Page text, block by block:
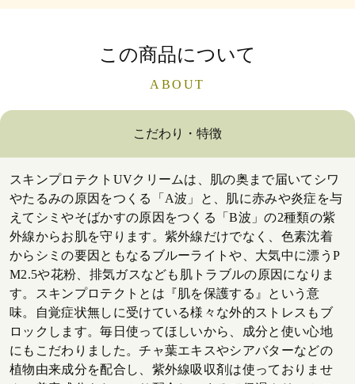
この商品について
ABOUT
こだわり・特徴
スキンプロテクトUVクリームは、肌の奥まで届いてシワ
やたるみの原因をつくる「A波」と、肌に赤みや炎症を与
えてシミやそばかすの原因をつくる「B波」の2種類の紫
外線からお肌を守ります。紫外線だけでなく、色素沈着
からシミの要因ともなるブルーライトや、大気中に漂うP
M2.5や花粉、排気ガスなども肌トラブルの原因になりま
す。スキンプロテクトとは『肌を保護する』という意
味。自覚症状無しに受けている様々な外的ストレスもブ
ロックします。毎日使ってほしいから、成分と使い心地
にもこだわりました。チャ葉エキスやシアバターなどの
植物由来成分を配合し、紫外線吸収剤は使っておりませ